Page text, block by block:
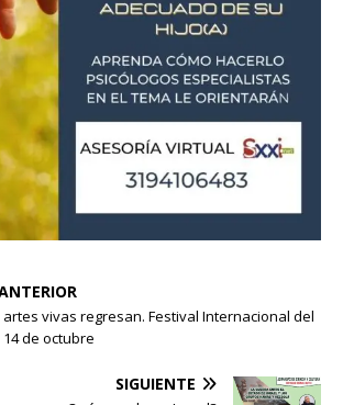
artes vivas regresan. Festival Internacional del
14 de octubre
SIGUIENTE